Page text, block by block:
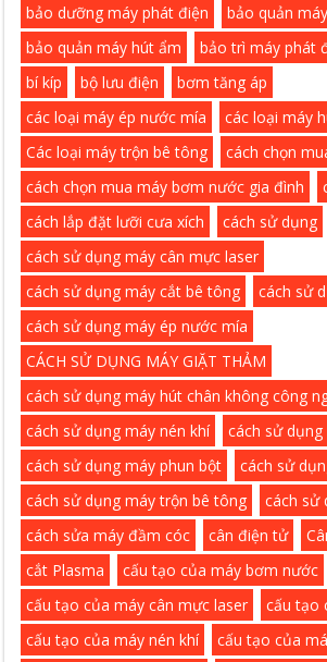
bảo dưỡng máy phát điện
bảo quản
bảo quản máy hút ẩm
bảo trì máy phát
bí kíp
bộ lưu điện
bơm tăng áp
các loại máy ép nước mía
các loại máy
Các loại máy trộn bê tông
cách chọn
cách chọn mua máy bơm nước gia đình
cách lắp đặt lưỡi cưa xích
cách sử dụng
cách sử dụng máy cân mực laser
cách sử dụng máy cắt bê tông
cách sử
cách sử dụng máy ép nước mía
CÁCH SỬ DỤNG MÁY GIẶT THẢM
cách sử dụng máy hút chân không công
cách sử dụng máy nén khí
cách sử
cách sử dụng máy phun bột
cách sử
cách sử dụng máy trộn bê tông
cách sử
cách sửa máy đầm cóc
cân điện tử
cắt Plasma
cấu tạo của máy bơm nước
cấu tạo của máy cân mực laser
cấu tạo
cấu tạo của máy nén khí
cấu tạo của